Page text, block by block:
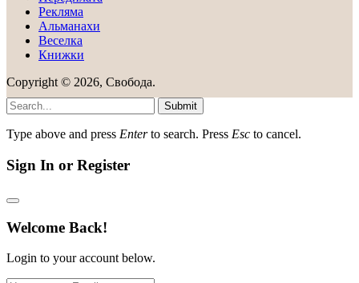
Рекляма
Альманахи
Веселка
Книжки
Copyright © 2026, Свобода.
Submit
Type above and press Enterto search. Press Esc to cancel.
Sign In or Register
Welcome Back!
Login to your account below.